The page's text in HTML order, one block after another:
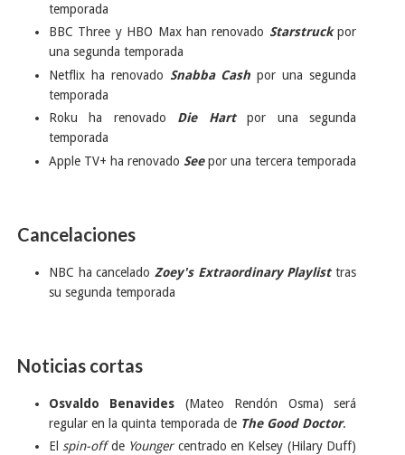
temporada
BBC Three y HBO Max han renovado Starstruckpor
una segunda temporada
Netflix ha renovado Snabba Cash por una segunda
temporada
Roku ha renovado Die Hartpor una segunda
temporada
Apple TV+ ha renovado Seepor una tercera temporada
Cancelaciones
NBC ha cancelado Zoey's Extraordinary Playlisttras
su segunda temporada
Noticias cortas
Osvaldo Benavides (Mateo Rendón Osma) será
regular en la quinta temporada de The Good Doctor.
Elspin-offde Youngercentrado en Kelsey (Hilary Duff)